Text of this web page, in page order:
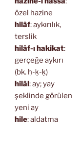
özel hazine
hilâf: aykırılık,
terslik
hilâf-ı hakikat:
gerçeğe aykırı
(bk. ḥ-ḳ-ḳ)
hilâl: ay; yay
şeklinde görülen
yeni ay
hile: aldatma